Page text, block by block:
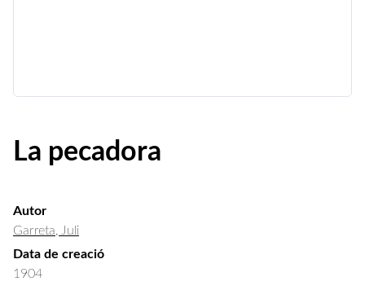
La pecadora
Autor
Garreta, Juli
Data de creació
1904